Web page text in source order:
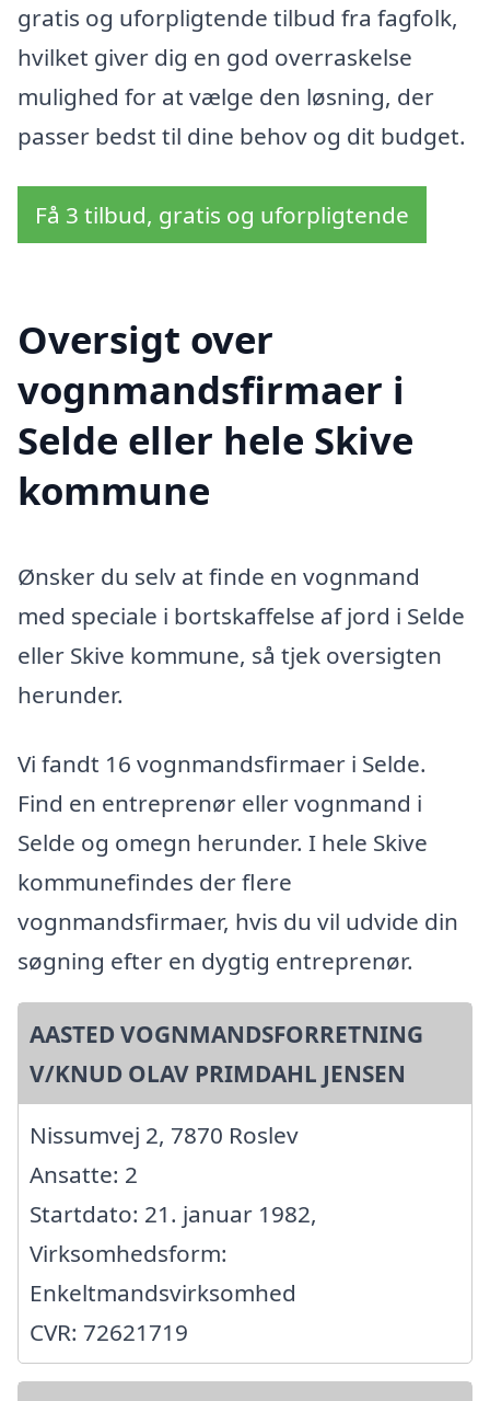
gratis og uforpligtende tilbud fra fagfolk,
hvilket giver dig en god overraskelse
mulighed for at vælge den løsning, der
passer bedst til dine behov og dit budget.
Få 3 tilbud, gratis og uforpligtende
Oversigt over
vognmandsfirmaer i
Selde eller hele Skive
kommune
Ønsker du selv at finde en vognmand
med speciale i bortskaffelse af jord i Selde
eller Skive kommune, så tjek oversigten
herunder.
Vi fandt 16 vognmandsfirmaer i Selde.
Find en entreprenør eller vognmand i
Selde og omegn herunder. I hele Skive
kommunefindes der flere
vognmandsfirmaer, hvis du vil udvide din
søgning efter en dygtig entreprenør.
AASTED VOGNMANDSFORRETNING
V/KNUD OLAV PRIMDAHL JENSEN
Nissumvej 2, 7870 Roslev
Ansatte: 2
Startdato: 21. januar 1982,
Virksomhedsform:
Enkeltmandsvirksomhed
CVR: 72621719